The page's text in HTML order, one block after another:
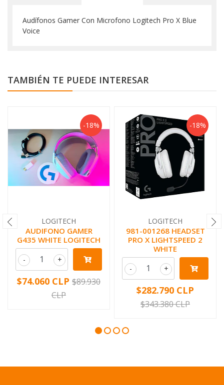
Audífonos Gamer Con Microfono Logitech Pro X Blue
Voice
TAMBIÉN TE PUEDE INTERESAR
-18%
LOGITECH
AUDIFONO GAMER
G435 WHITE LOGITECH
+
-
$74.060 CLP $89.930
CLP
-18%
LOGITECH
981-001268 HEADSET
PRO X LIGHTSPEED 2
WHITE
+
-
$282.790 CLP
$343.380 CLP